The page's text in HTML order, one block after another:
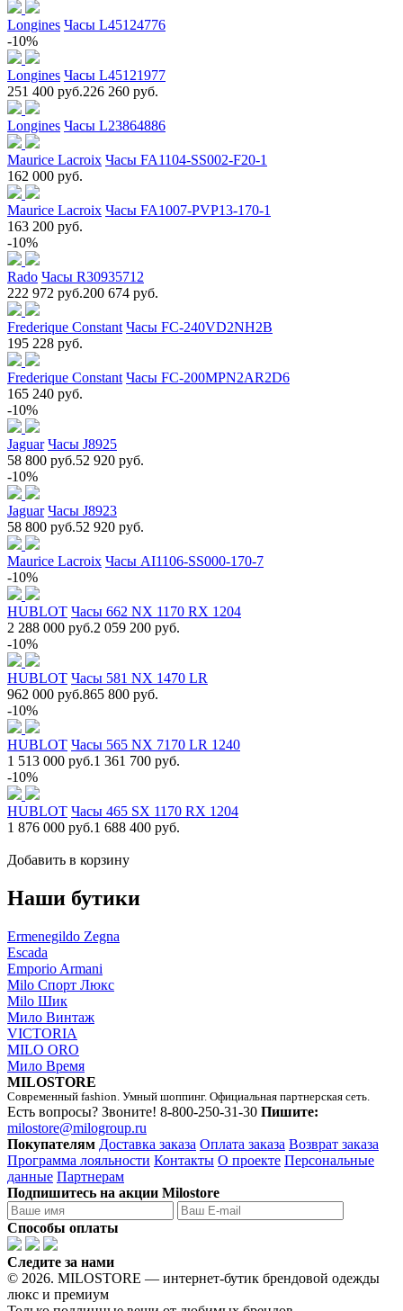
Longines Часы L45124776
-10%
Longines Часы L45121977
251 400 руб.226 260 руб.
Longines Часы L23864886
Maurice Lacroix Часы FA1104-SS002-F20-1
162 000 руб.
Maurice Lacroix Часы FA1007-PVP13-170-1
163 200 руб.
-10%
Rado Часы R30935712
222 972 руб.200 674 руб.
Frederique Constant Часы FC-240VD2NH2B
195 228 руб.
Frederique Constant Часы FC-200MPN2AR2D6
165 240 руб.
-10%
Jaguar Часы J8925
58 800 руб.52 920 руб.
-10%
Jaguar Часы J8923
58 800 руб.52 920 руб.
Maurice Lacroix Часы AI1106-SS000-170-7
-10%
HUBLOT Часы 662 NX 1170 RX 1204
2 288 000 руб.2 059 200 руб.
-10%
HUBLOT Часы 581 NX 1470 LR
962 000 руб.865 800 руб.
-10%
HUBLOT Часы 565 NX 7170 LR 1240
1 513 000 руб.1 361 700 руб.
-10%
HUBLOT Часы 465 SX 1170 RX 1204
1 876 000 руб.1 688 400 руб.
Добавить в корзину
Наши бутики
Ermenegildo Zegna
Escada
Emporio Armani
Milo Спорт Люкс
Milo Шик
Мило Винтаж
VICTORIA
MILO ORO
Мило Время
MILOSTORE
Современный fashion. Умный шоппинг. Официальная партнерская сеть.
Есть вопросы? Звоните! 8-800-250-31-30 Пишите:
milostore@milogroup.ru
Покупателям Доставка заказа Оплата заказа Возврат заказа
Программа лояльности Контакты О проекте Персональные
данные Партнерам
Подпишитесь на акции Milostore
Способы оплаты
Следите за нами
© 2026. MILOSTORE — интернет-бутик брендовой одежды
люкс и премиум